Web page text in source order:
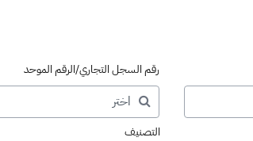
رقم السجل التجاري/الرقم الموحد
التصنيف